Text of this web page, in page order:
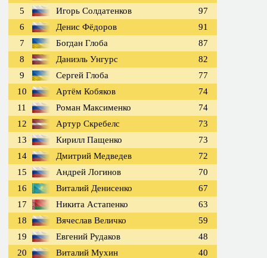
5
Игорь Солдатенков
97
6
Денис Фёдоров
91
7
Богдан Глоба
87
8
Даниэль Унгурс
82
9
Сергей Глоба
77
10
Артём Кобяков
74
11
Роман Максименко
74
12
Артур Скребелс
73
13
Кирилл Пащенко
73
14
Дмитрий Медведев
72
15
Андрей Логинов
70
16
Виталий Денисенко
67
17
Никита Астапенко
63
18
Вячеслав Величко
59
19
Евгений Рудаков
48
20
Виталий Мухин 40